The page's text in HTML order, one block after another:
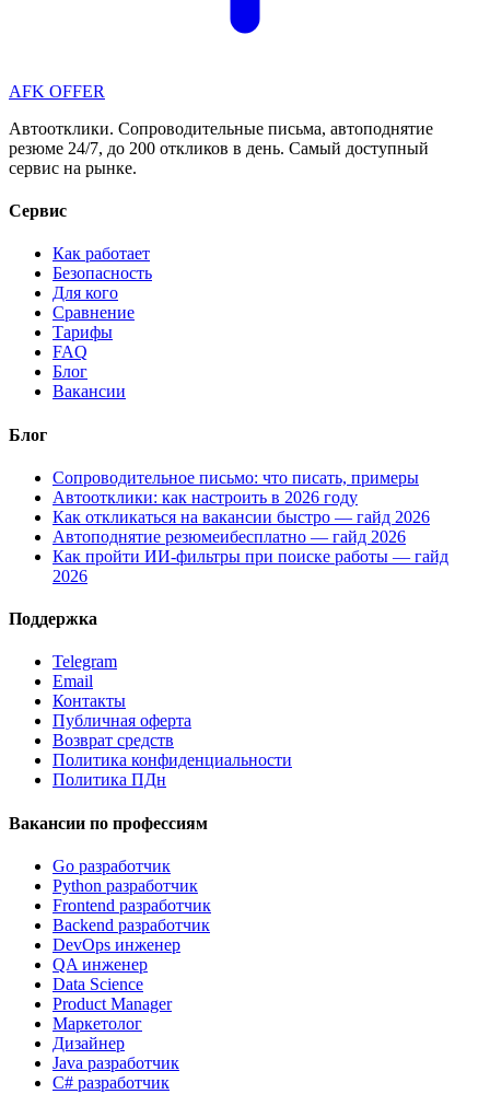
AFK OFFER
Автоотклики. Сопроводительные письма, автоподнятие
резюме 24/7, до 200 откликов в день. Самый доступный
сервис на рынке.
Сервис
Как работает
Безопасность
Для кого
Сравнение
Тарифы
FAQ
Блог
Вакансии
Блог
Сопроводительное письмо: что писать, примеры
Автоотклики: как настроить в 2026 году
Как откликаться на вакансии быстро — гайд 2026
Автоподнятие резюмеибесплатно — гайд 2026
Как пройти ИИ-фильтры при поиске работы — гайд
2026
Поддержка
Telegram
Email
Контакты
Публичная оферта
Возврат средств
Политика конфиденциальности
Политика ПДн
Вакансии по профессиям
Go разработчик
Python разработчик
Frontend разработчик
Backend разработчик
DevOps инженер
QA инженер
Data Science
Product Manager
Маркетолог
Дизайнер
Java разработчик
C# разработчик